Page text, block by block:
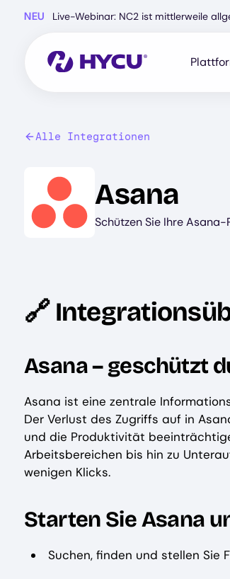
Hauptinhalt
NEU Live-Webinar: NC2 ist mittlerweile
Alle Integrationen
Image
Asana
Schützen Sie Ihre
🔗
Asana – geschützt
Asana ist eine zentrale
Der Verlust des Zugriffs auf in
und die Produktivität
Arbeitsbereichen bis hin zu
wenigen Klicks.
Starten Sie Asana
Suchen, finden und stellen Sie